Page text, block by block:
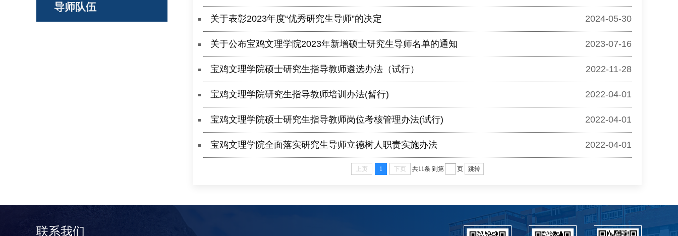
导师队伍
关于表彰2023年度“优秀研究生导师”的决定 2024-05-30
关于公布宝鸡文理学院2023年新增硕士研究生导师名单的通知 2023-07-16
宝鸡文理学院硕士研究生指导教师遴选办法（试行） 2022-11-28
宝鸡文理学院研究生指导教师培训办法(暂行) 2022-04-01
宝鸡文理学院硕士研究生指导教师岗位考核管理办法(试行) 2022-04-01
宝鸡文理学院全面落实研究生导师立德树人职责实施办法 2022-04-01
上页 1 下页 共11条 到第 页 跳转
联系我们